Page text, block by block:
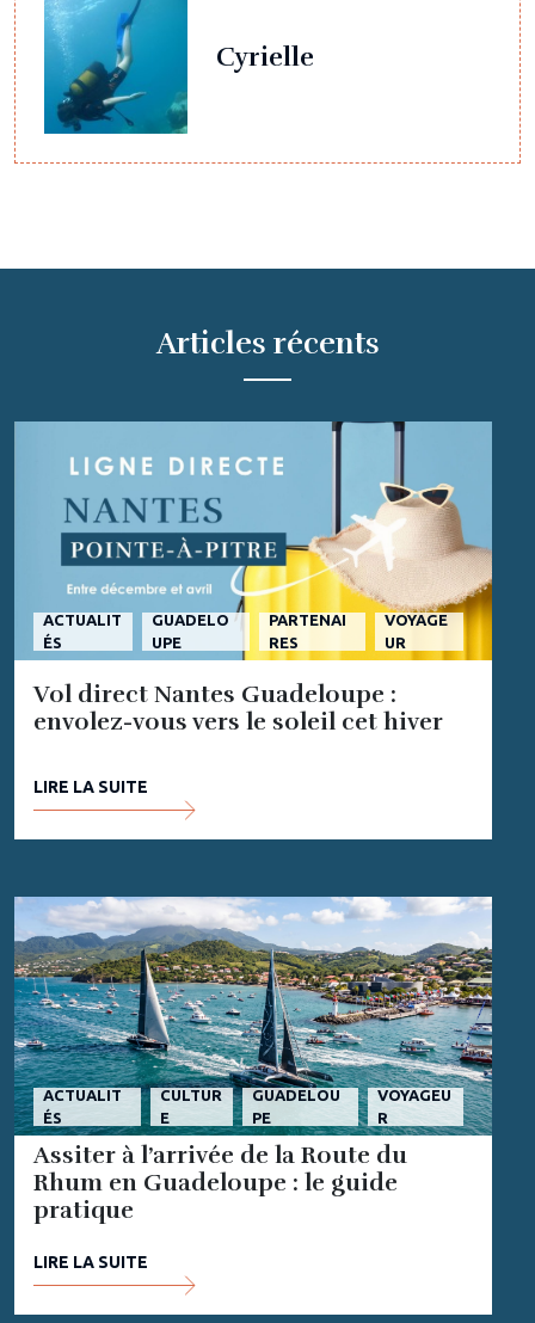
Cyrielle
Articles récents
ACTUALIT
ÉS
GUADELO
UPE
PARTENAI
RES
VOYAGE
UR
Vol direct Nantes Guadeloupe :
envolez-vous vers le soleil cet hiver
LIRE LA SUITE
ACTUALIT
ÉS
CULTUR
E
GUADELOU
PE
VOYAGEU
R
Assiter à l’arrivée de la Route du
Rhum en Guadeloupe : le guide
pratique
LIRE LA SUITE